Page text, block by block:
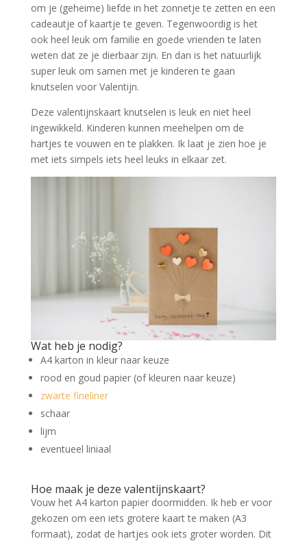
om je (geheime) liefde in het zonnetje te zetten en een
cadeautje of kaartje te geven. Tegenwoordig is het
ook heel leuk om familie en goede vrienden te laten
weten dat ze je dierbaar zijn. En dan is het natuurlijk
super leuk om samen met je kinderen te gaan
knutselen voor Valentijn.
Deze valentijnskaart knutselen is leuk en niet heel
ingewikkeld. Kinderen kunnen meehelpen om de
hartjes te vouwen en te plakken. Ik laat je zien hoe je
met iets simpels iets heel leuks in elkaar zet.
Wat heb je nodig?
A4 karton in kleur naar keuze
rood en goud papier (of kleuren naar keuze)
zwarte fineliner
schaar
lijm
eventueel liniaal
Hoe maak je deze valentijnskaart?
Vouw het A4 karton papier doormidden. Ik heb er voor
gekozen om een iets grotere kaart te maken (A3
formaat), zodat de hartjes ook iets groter worden. Dit